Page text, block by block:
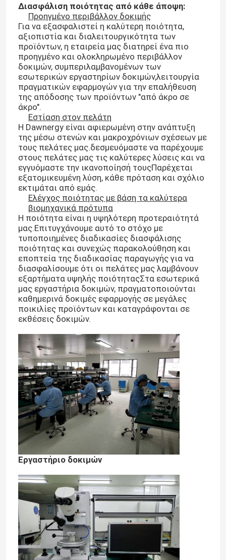
Διασφάλιση ποιότητας από κάθε άποψη:
Προηγμένο περιβάλλον δοκιμής
Για να εξασφαλιστεί η καλύτερη ποιότητα,
αξιοπιστία και διαλειτουργικότητα των
προϊόντων, η εταιρεία μας διατηρεί ένα πιο
προηγμένο και ολοκληρωμένο περιβάλλον
δοκιμών, συμπεριλαμβανομένων των
εσωτερικών εργαστηρίων δοκιμών,λειτουργία
πραγματικών εφαρμογών για την επαλήθευση
της απόδοσης των προϊόντων "από άκρο σε
άκρο".
Εστίαση στον πελάτη
Η Dawnergy είναι αφιερωμένη στην ανάπτυξη
της μέσω στενών και μακροχρόνιων σχέσεων με
τους πελάτες μας.δεσμευόμαστε να παρέχουμε
στους πελάτες μας τις καλύτερες λύσεις και να
εγγυόμαστε την ικανοποίησή τουςΠαρέχεται
εξατομικευμένη λύση, κάθε πρόταση και σχόλιο
εκτιμάται από εμάς.
Ελέγχος ποιότητας με βάση τα καλύτερα
βιομηχανικά πρότυπα
Η ποιότητα είναι η υψηλότερη προτεραιότητά
μας.Επιτυγχάνουμε αυτό το στόχο με
τυποποιημένες διαδικασίες διασφάλισης
ποιότητας και συνεχώς παρακολούθηση και
εποπτεία της διαδικασίας παραγωγής για να
διασφαλίσουμε ότι οι πελάτες μας λαμβάνουν
εξαρτήματα υψηλής ποιότηταςΣτα εσωτερικά
μας εργαστήρια δοκιμών, πραγματοποιούνται
καθημερινά δοκιμές εφαρμογής σε μεγάλες
ποικιλίες προϊόντων και καταγράφονται σε
εκθέσεις δοκιμών.
Εργαστήριο δοκιμών